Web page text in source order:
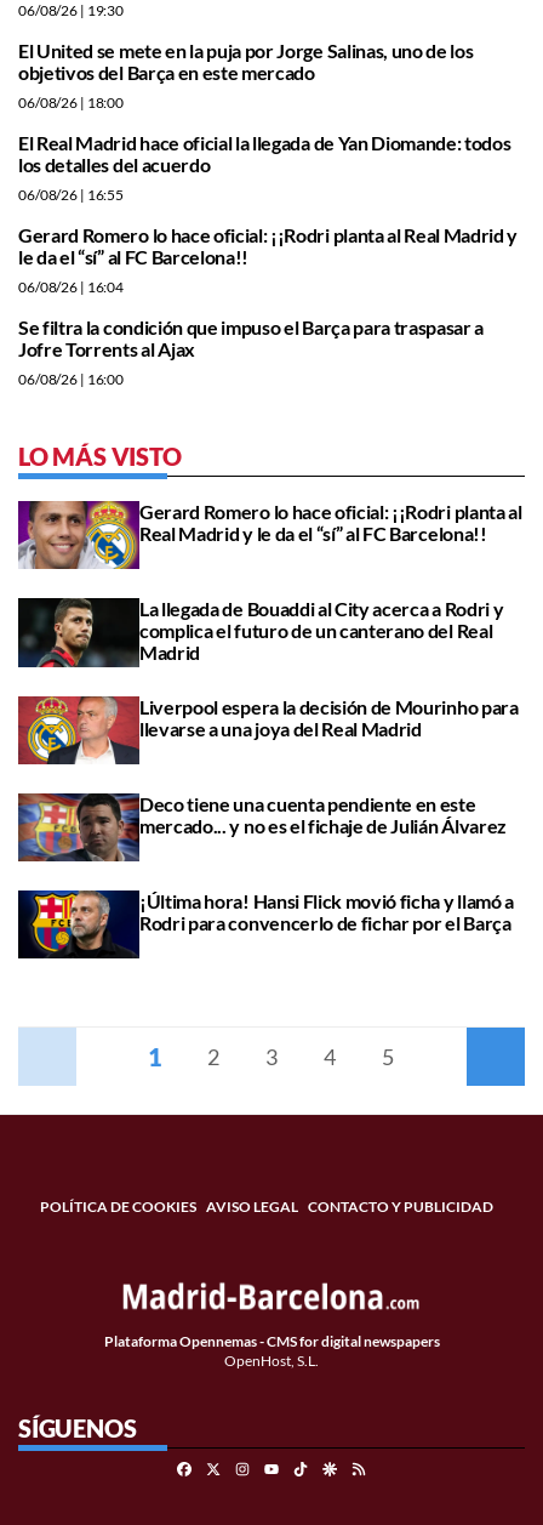
06/08/26 | 19:30
El United se mete en la puja por Jorge Salinas, uno de los
objetivos del Barça en este mercado
06/08/26 | 18:00
El Real Madrid hace oficial la llegada de Yan Diomande: todos
los detalles del acuerdo
06/08/26 | 16:55
Gerard Romero lo hace oficial: ¡¡Rodri planta al Real Madrid y
le da el “sí” al FC Barcelona!!
06/08/26 | 16:04
Se filtra la condición que impuso el Barça para traspasar a
Jofre Torrents al Ajax
06/08/26 | 16:00
LO MÁS VISTO
Gerard Romero lo hace oficial: ¡¡Rodri planta al
Real Madrid y le da el “sí” al FC Barcelona!!
La llegada de Bouaddi al City acerca a Rodri y
complica el futuro de un canterano del Real
Madrid
Liverpool espera la decisión de Mourinho para
llevarse a una joya del Real Madrid
Deco tiene una cuenta pendiente en este
mercado... y no es el fichaje de Julián Álvarez
¡Última hora! Hansi Flick movió ficha y llamó a
Rodri para convencerlo de fichar por el Barça
1 2 3 4 5
POLÍTICA DE COOKIES AVISO LEGAL CONTACTO Y PUBLICIDAD
Plataforma Opennemas - CMS for digital newspapers
OpenHost, S.L.
SÍGUENOS
FacebookInstagramTikTokGoogle Discover